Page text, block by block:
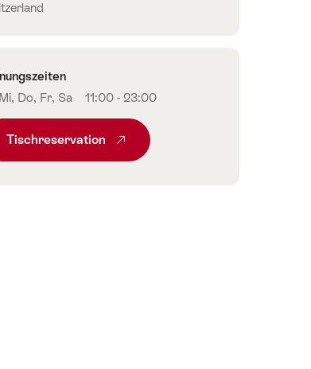
Do, Fr, Sa
11:00 - 23:00
Tischreservation